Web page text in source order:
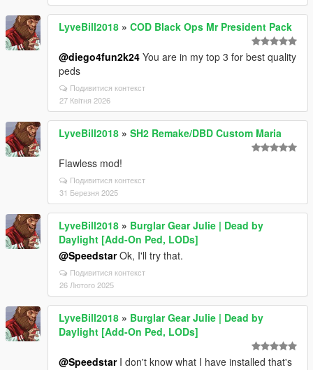
LyveBill2018 » COD Black Ops Mr President Pack
@diego4fun2k24 You are in my top 3 for best quality
peds
Подивитися контекст
27 Квітня 2026
LyveBill2018 » SH2 Remake/DBD Custom Maria
Flawless mod!
Подивитися контекст
31 Березня 2025
LyveBill2018 » Burglar Gear Julie | Dead by
Daylight [Add-On Ped, LODs]
@SpeedstarOk, I'll try that.
Подивитися контекст
26 Лютого 2025
LyveBill2018 » Burglar Gear Julie | Dead by
Daylight [Add-On Ped, LODs]
@SpeedstarI don't know what I have installed that's